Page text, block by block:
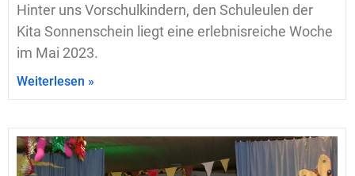
Hinter uns Vorschulkindern, den Schuleulen der
Kita Sonnenschein liegt eine erlebnisreiche Woche
im Mai 2023.
Weiterlesen »